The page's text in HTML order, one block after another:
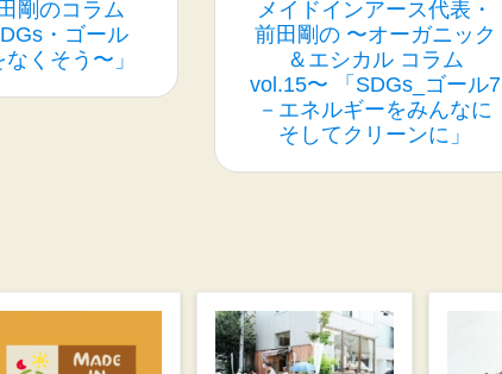
剛のコラム
・ゴール
くそう〜」
メイドインアース代表・
前田剛の 〜オーガニック
＆エシカル コラム
vol.15〜 「SDGs_ゴール7
－エネルギーをみんなに
そしてクリーンに」